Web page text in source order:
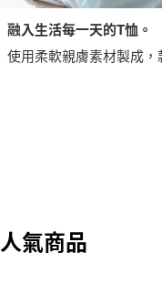
融入生活每一天的T恤。
使用柔軟親膚素材製成，
人氣商品